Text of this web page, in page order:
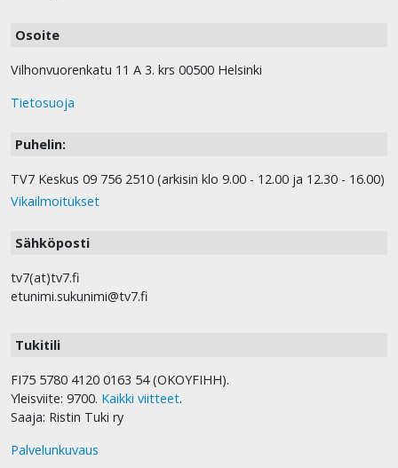
Osoite
Vilhonvuorenkatu 11 A 3. krs 00500 Helsinki
Tietosuoja
Puhelin:
TV7 Keskus 09 756 2510 (arkisin klo 9.00 - 12.00 ja 12.30 - 16.00)
Vikailmoitukset
Sähköposti
tv7(at)tv7.fi
etunimi.sukunimi@tv7.fi
Tukitili
FI75 5780 4120 0163 54 (OKOYFIHH).
Yleisviite: 9700. Kaikki viitteet.
Saaja: Ristin Tuki ry
Palvelunkuvaus